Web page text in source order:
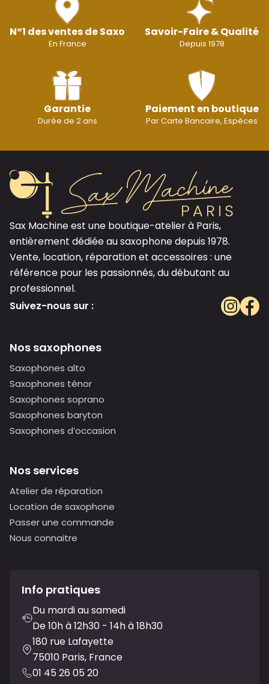
N°1 des ventes de Saxo
En France
Savoir-Faire & Qualité
Depuis 1978
Garantie
Durée de 2 ans
Paiement en boutique
Par Carte Bancaire, Espèces
Sax Machine est une boutique-atelier à Paris,
entièrement dédiée au saxophone depuis 1978.
Vente, location, réparation et accessoires : une
référence pour les passionnés, du débutant au
professionnel.
Suivez-nous sur :
Nos saxophones
Saxophones alto
Saxophones ténor
Saxophones soprano
Saxophones baryton
Saxophones d’occasion
Nos services
Atelier de réparation
Location de saxophone
Passer une commande
Nous connaitre
Info pratiques
Du mardi au samedi
De 10h à 12h30 - 14h à 18h30
180 rue Lafayette
75010 Paris, France
01 45 26 05 20